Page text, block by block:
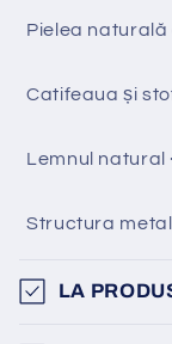
Pielea
Catifeaua și
Lemnul natural
Structura
LA